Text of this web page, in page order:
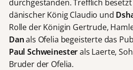
durchgestanden. Trefflich besetzt
dänischer König Claudio und
Rolle der Königin Gertrude,
Danals Ofelia begeisterte das
Paul Schweinesterals Laerte,
Bruder der Ofelia.